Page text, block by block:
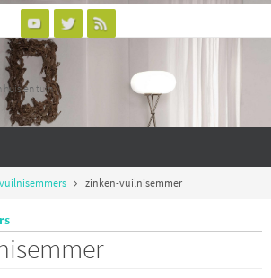
huis en tuin
zinken-vuilnisemmer